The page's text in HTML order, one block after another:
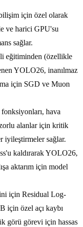
için özel olarak
ve harici GPU'su
sağlar.
eğitiminden (özellikle
YOLO26, inanılmaz
için SGD ve Muon
hava
alanlar için kritik
iyileştirmeler sağlar.
kaldırarak YOLO26,
aktarım için model
için Residual Log-
için özel açı kaybı
görü görevi için hassas